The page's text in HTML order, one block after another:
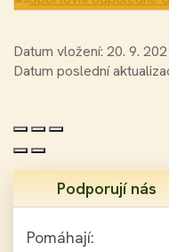
Datum vložení: 20. 9.
Datum poslední
Podporují nás
Pomáhají: